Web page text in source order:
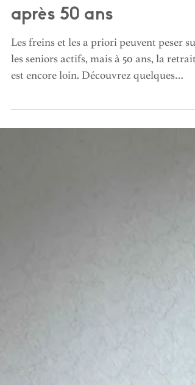
Retrouvez du travail
après 50 ans
Les freins et les a priori peuvent peser sur
les seniors actifs, mais à 50 ans, la retraite
conseils.